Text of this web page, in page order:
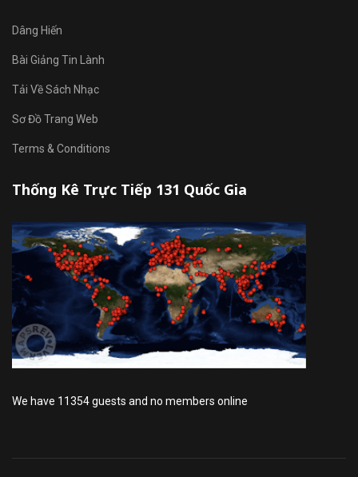
Dâng Hiến
Bài Giảng Tin Lành
Tải Về Sách Nhạc
Sơ Đồ Trang Web
Terms & Conditions
Thống Kê Trực Tiếp 131 Quốc Gia
We have 11354 guests and no members online